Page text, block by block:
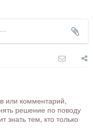
или комментарий,
решение по поводу
знать тем, кто только